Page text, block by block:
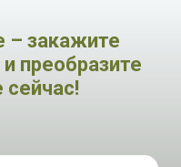
– закажите
преобразите